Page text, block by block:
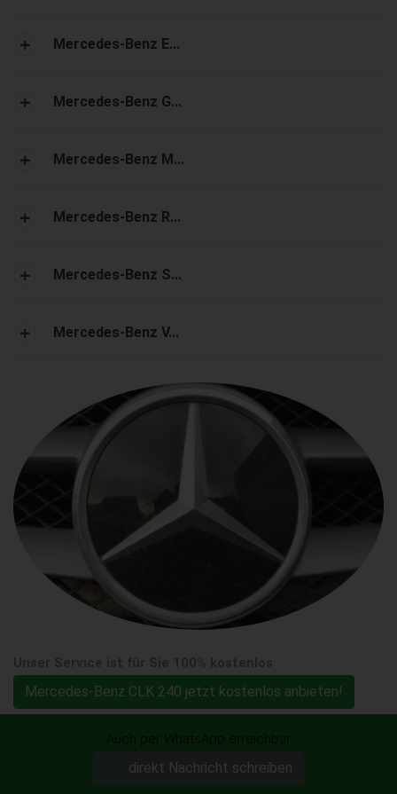
Mercedes-Benz E...
Mercedes-Benz G...
Mercedes-Benz M...
Mercedes-Benz R...
Mercedes-Benz S...
Mercedes-Benz V...
Mercedes-Benz CLK 240 jetzt kostenlos anbieten!
Auch per WhatsApp erreichbar
direkt Nachricht schreiben